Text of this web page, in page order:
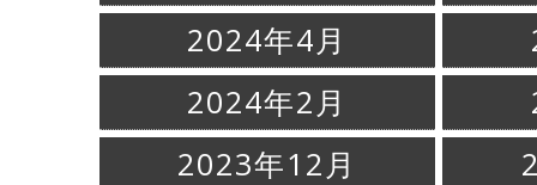
2024年4月
2024年2月
2023年12月